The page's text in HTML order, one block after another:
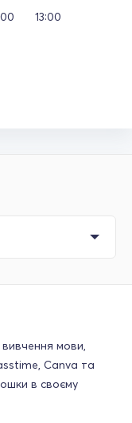
13:00
мови,
Canva та
в своєму